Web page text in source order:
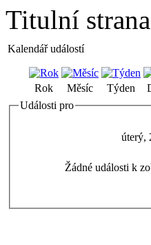
Titulní strana
Kalendář událostí
Rok Měsíc Týden
Události pro
úterý,
Žádné události k